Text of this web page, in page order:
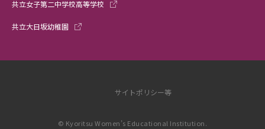
共立女子第二中学校高等学校
共立大日坂幼稚園
© Kyoritsu Women’s Educational Institution.
サイトポリシー等